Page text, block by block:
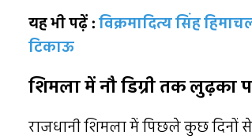
यह भी पढ़ें :विक्रमादित्य सिंह
टिकाऊ
शिमला में नौ डिग्री तक लुढ़का
राजधानी शिमला में पिछले कुछ दिनों